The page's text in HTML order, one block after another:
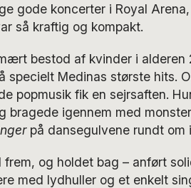
gode koncerter i Royal
så kraftig og kompakt.
bestod af kvinder i
specielt Medinas største hits.
popmusik fik en sejrsaften.
bragede igennem med
på dansegulvene rundt om
frem, og holdet bag – anført
med lydhuller og et enkelt